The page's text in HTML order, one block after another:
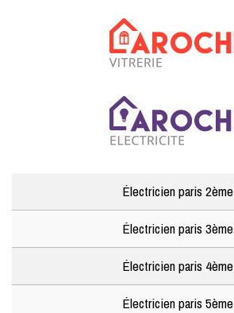
Électricien paris 2ème
Électricien paris 3ème
Électricien paris 4ème
Électricien paris 5ème